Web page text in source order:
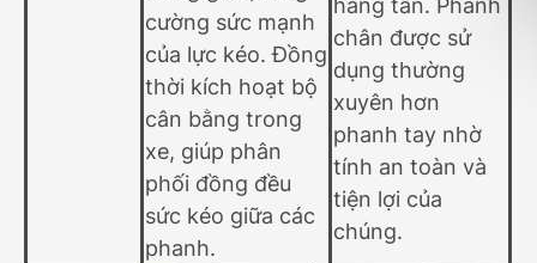
cường sức mạnh
của lực kéo. Đồng
thời kích hoạt bộ
cân bằng trong
xe, giúp phân
phối đồng đều
sức kéo giữa các
phanh.
hàng tấn. Phanh
chân được sử
dụng thường
xuyên hơn
phanh tay nhờ
tính an toàn và
tiện lợi của
chúng.